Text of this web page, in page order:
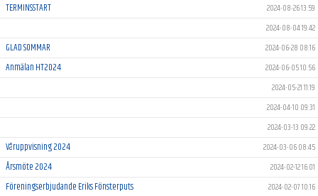
TERMINSSTART
2024-08-26 13:59
2024-08-04 19:42
GLAD SOMMAR 2024-06-28 08:16
Anmälan HT2024
2024-06-05 10:56
2024-05-21 11:19
2024-04-10 09:31
2024-03-13 09:22
Våruppvisning 2024 2024-03-06 08:45
Årsmöte 2024 2024-02-12 16:01
Föreningserbjudande Eriks Fönsterputs
2024-02-07 10:16